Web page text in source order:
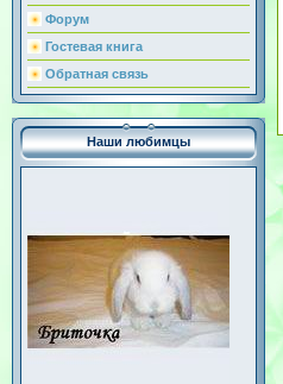
Форум
Гостевая книга
Обратная связь
Наши любимцы